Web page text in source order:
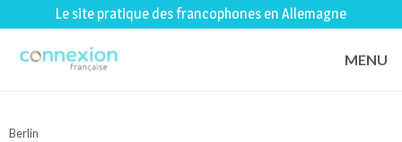
Le site pratique des francophones en Allemagne
MENU
Berlin